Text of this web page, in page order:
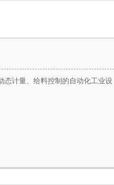
态计量、给料控制的自动化工业设